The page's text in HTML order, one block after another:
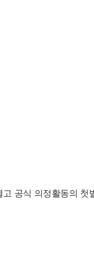
공식 의정활동의 첫